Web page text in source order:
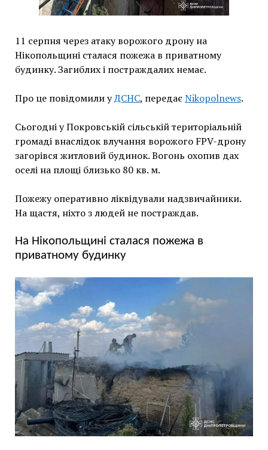
11 серпня через атаку ворожого дрону на
Нікопольщині сталася пожежа в приватному
будинку. Загиблих і постраждалих немає.
Про це повідомили уДСНС, передаєNikopolnews.
Сьогодні у Покровській сільській територіальній
громаді внаслідок влучання ворожого FPV-дрону
загорівся житловий будинок. Вогонь охопив дах
оселі на площі близько 80 кв. м.
Пожежу оперативно ліквідували надзвичайники.
На щастя, ніхто з людей не постраждав.
На Нікопольщині сталася пожежа в
приватному будинку